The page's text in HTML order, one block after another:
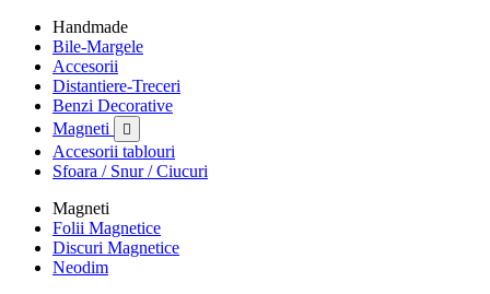
Handmade
Bile-Margele
Accesorii
Distantiere-Treceri
Benzi Decorative
Magneti

Accesorii tablouri
Sfoara / Snur / Ciucuri
Magneti
Folii Magnetice
Discuri Magnetice
Neodim